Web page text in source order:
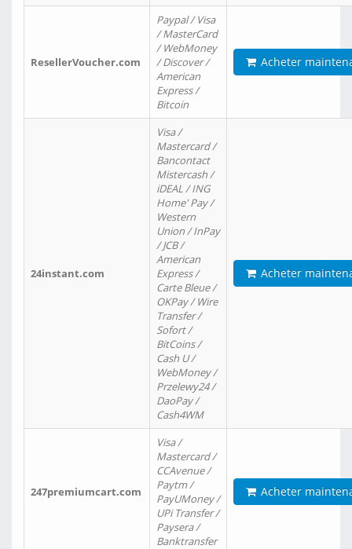
ResellerVoucher.com
Paypal / Visa
/ MasterCard
/ WebMoney
/ Discover /
American
Express /
Bitcoin
Acheter
24instant.com
Visa /
Mastercard /
Bancontact
Mistercash /
iDEAL / ING
Home' Pay /
Western
Union / InPay
/ JCB /
American
Express /
Carte Bleue /
OKPay / Wire
Transfer /
Sofort /
BitCoins /
Cash U /
WebMoney /
Przelewy24 /
DaoPay /
Cash4WM
Acheter
247premiumcart.com
Visa /
Mastercard /
CCAvenue /
Paytm /
PayUMoney /
UPi Transfer /
Paysera /
Banktransfer
Acheter